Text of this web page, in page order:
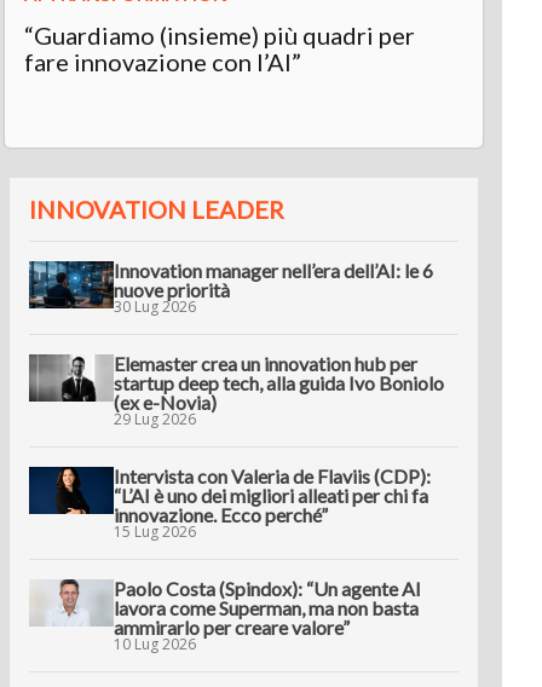
“Guardiamo (insieme) più quadri per
fare innovazione con l’AI”
INNOVATION LEADER
Innovation manager nell’era dell’AI: le 6
nuove priorità
30 Lug 2026
Elemaster crea un innovation hub per
startup deep tech, alla guida Ivo Boniolo
(ex e-Novia)
29 Lug 2026
Intervista con Valeria de Flaviis (CDP):
“L’AI è uno dei migliori alleati per chi fa
innovazione. Ecco perché”
15 Lug 2026
Paolo Costa (Spindox): “Un agente AI
lavora come Superman, ma non basta
ammirarlo per creare valore”
10 Lug 2026